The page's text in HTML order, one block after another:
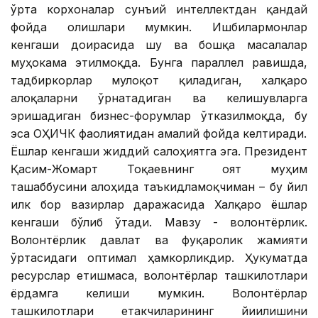
ўрта корхоналар сунъий интеллектдан қандай
фойда олишлари мумкин. Ишбилармонлар
кенгаши доирасида шу ва бошқа масалалар
муҳокама этилмоқда. Бунга параллел равишда,
тадбиркорлар мулоқот қиладиган, халқаро
алоқаларни ўрнатадиган ва келишувларга
эришадиган бизнес-форумлар ўтказилмоқда, бу
эса ОҲИЧК фаолиятидан амалий фойда келтиради.
Ёшлар кенгаши жиддий салоҳиятга эга. Президент
Қасим-Жомарт Тоқаевнинг ғоят муҳим
ташаббусини алоҳида таъкидламоқчиман – бу йил
илк бор вазирлар даражасида Халқаро ёшлар
кенгаши бўлиб ўтади. Мавзу - волонтёрлик.
Волонтёрлик давлат ва фуқаролик жамияти
ўртасидаги оптимал ҳамкорликдир. Ҳукуматда
ресурслар етишмаса, волонтёрлар ташкилотлари
ёрдамга келиши мумкин. Волонтёрлар
ташкилотлари етакчиларининг йиғилишини